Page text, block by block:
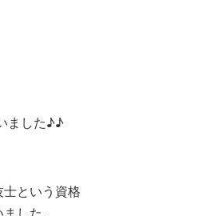
ました♪♪
という資格
した。